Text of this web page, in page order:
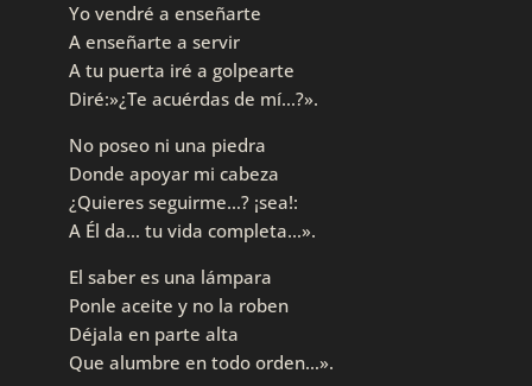
Yo vendré a enseñarte
A enseñarte a servir
A tu puerta iré a golpearte
Diré:»¿Te acuérdas de mí…?».
No poseo ni una piedra
Donde apoyar mi cabeza
¿Quieres seguirme…? ¡sea!:
A Él da… tu vida completa…».
El saber es una lámpara
Ponle aceite y no la roben
Déjala en parte alta
Que alumbre en todo orden…».